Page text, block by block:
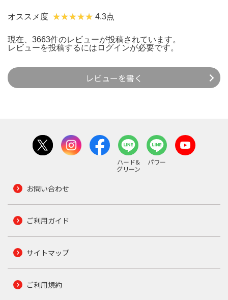
オススメ度 4.3点
現在、3663件のレビューが投稿されています。
レビューを投稿するには ログインが必要です。
レビューを書く
ハード&
グリーン
パワー
お問い合わせ
ご利用ガイド
サイトマップ
ご利用規約